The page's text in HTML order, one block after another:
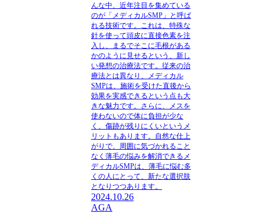
んな中、近年注目を集めている
のが「メディカルSMP」と呼ば
れる技術です。これは、特殊な
針を使って頭皮に直接色素を注
入し、まるでそこに毛根がある
かのように見せるという、新し
い発想の治療法です。従来の治
療法とは異なり、メディカル
SMPは、施術を受けた直後から
効果を実感できるという点も大
きな魅力です。さらに、メスを
使わないので体に負担が少な
く、傷跡が残りにくいというメ
リットもあります。自然な仕上
がりで、周囲に気づかれること
なく薄毛の悩みを解消できるメ
ディカルSMPは、薄毛に悩む多
くの人にとって、新たな選択肢
となりつつあります。
2024.10.26
AGA